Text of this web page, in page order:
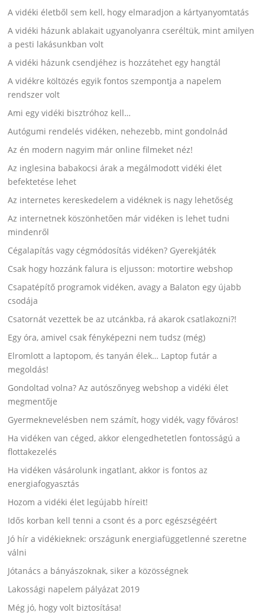
A vidéki életből sem kell, hogy elmaradjon a kártyanyomtatás
A vidéki házunk ablakait ugyanolyanra cseréltük, mint amilyen
a pesti lakásunkban volt
A vidéki házunk csendjéhez is hozzátehet egy hangtál
A vidékre költözés egyik fontos szempontja a napelem
rendszer volt
Ami egy vidéki bisztróhoz kell…
Autógumi rendelés vidéken, nehezebb, mint gondolnád
Az én modern nagyim már online filmeket néz!
Az inglesina babakocsi árak a megálmodott vidéki élet
befektetése lehet
Az internetes kereskedelem a vidéknek is nagy lehetőség
Az internetnek köszönhetően már vidéken is lehet tudni
mindenről
Cégalapítás vagy cégmódosítás vidéken? Gyerekjáték
Csak hogy hozzánk falura is eljusson: motortire webshop
Csapatépítő programok vidéken, avagy a Balaton egy újabb
csodája
Csatornát vezettek be az utcánkba, rá akarok csatlakozni?!
Egy óra, amivel csak fényképezni nem tudsz (még)
Elromlott a laptopom, és tanyán élek… Laptop futár a
megoldás!
Gondoltad volna? Az autószőnyeg webshop a vidéki élet
megmentője
Gyermeknevelésben nem számít, hogy vidék, vagy főváros!
Ha vidéken van céged, akkor elengedhetetlen fontosságú a
flottakezelés
Ha vidéken vásárolunk ingatlant, akkor is fontos az
energiafogyasztás
Hozom a vidéki élet legújabb híreit!
Idős korban kell tenni a csont és a porc egészségéért
Jó hír a vidékieknek: országunk energiafüggetlenné szeretne
válni
Jótanács a bányászoknak, siker a közösségnek
Lakossági napelem pályázat 2019
Még jó, hogy volt biztosítása!